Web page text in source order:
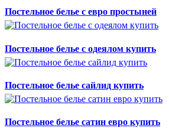
Постельное белье с евро простыней
Постельное белье с одеялом купить
Постельное белье сайлид купить
Постельное белье сатин евро купить